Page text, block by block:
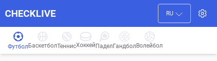
CHECKLIVE RU
Футбол БаскетболТеннисХоккей ПаделГандбол Волейбол